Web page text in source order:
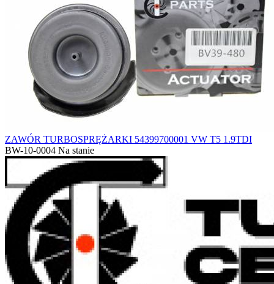
ZAWÓR TURBOSPRĘŻARKI 54399700001 VW T5 1.9TDI
BW-10-0004 Na stanie